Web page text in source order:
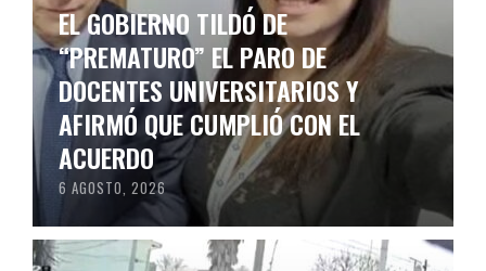
EL GOBIERNO TILDÓ DE
“PREMATURO” EL PARO DE
DOCENTES UNIVERSITARIOS Y
AFIRMÓ QUE CUMPLIÓ CON EL
ACUERDO
6 AGOSTO, 2026